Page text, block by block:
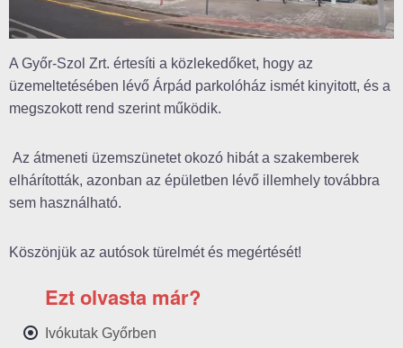
A Győr-Szol Zrt. értesíti a közlekedőket, hogy az
üzemeltetésében lévő Árpád parkolóház ismét kinyitott, és a
megszokott rend szerint működik.
Az átmeneti üzemszünetet okozó hibát a szakemberek
elhárították, azonban az épületben lévő illemhely továbbra
sem használható.
Köszönjük az autósok türelmét és megértését!
Ezt olvasta már?
Ivókutak Győrben